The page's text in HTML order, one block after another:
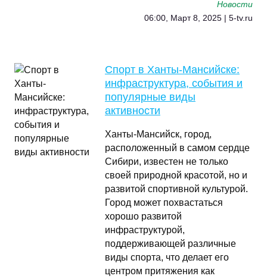
Новости
06:00, Март 8, 2025 | 5-tv.ru
Спорт в Ханты-Мансийске:
инфраструктура, события и
популярные виды
активности
Ханты-Мансийск, город,
расположенный в самом сердце
Сибири, известен не только
своей природной красотой, но и
развитой спортивной культурой.
Город может похвастаться
хорошо развитой
инфраструктурой,
поддерживающей различные
виды спорта, что делает его
центром притяжения как